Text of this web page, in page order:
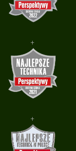
+
+